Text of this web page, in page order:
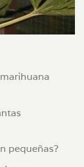
pequeñas?